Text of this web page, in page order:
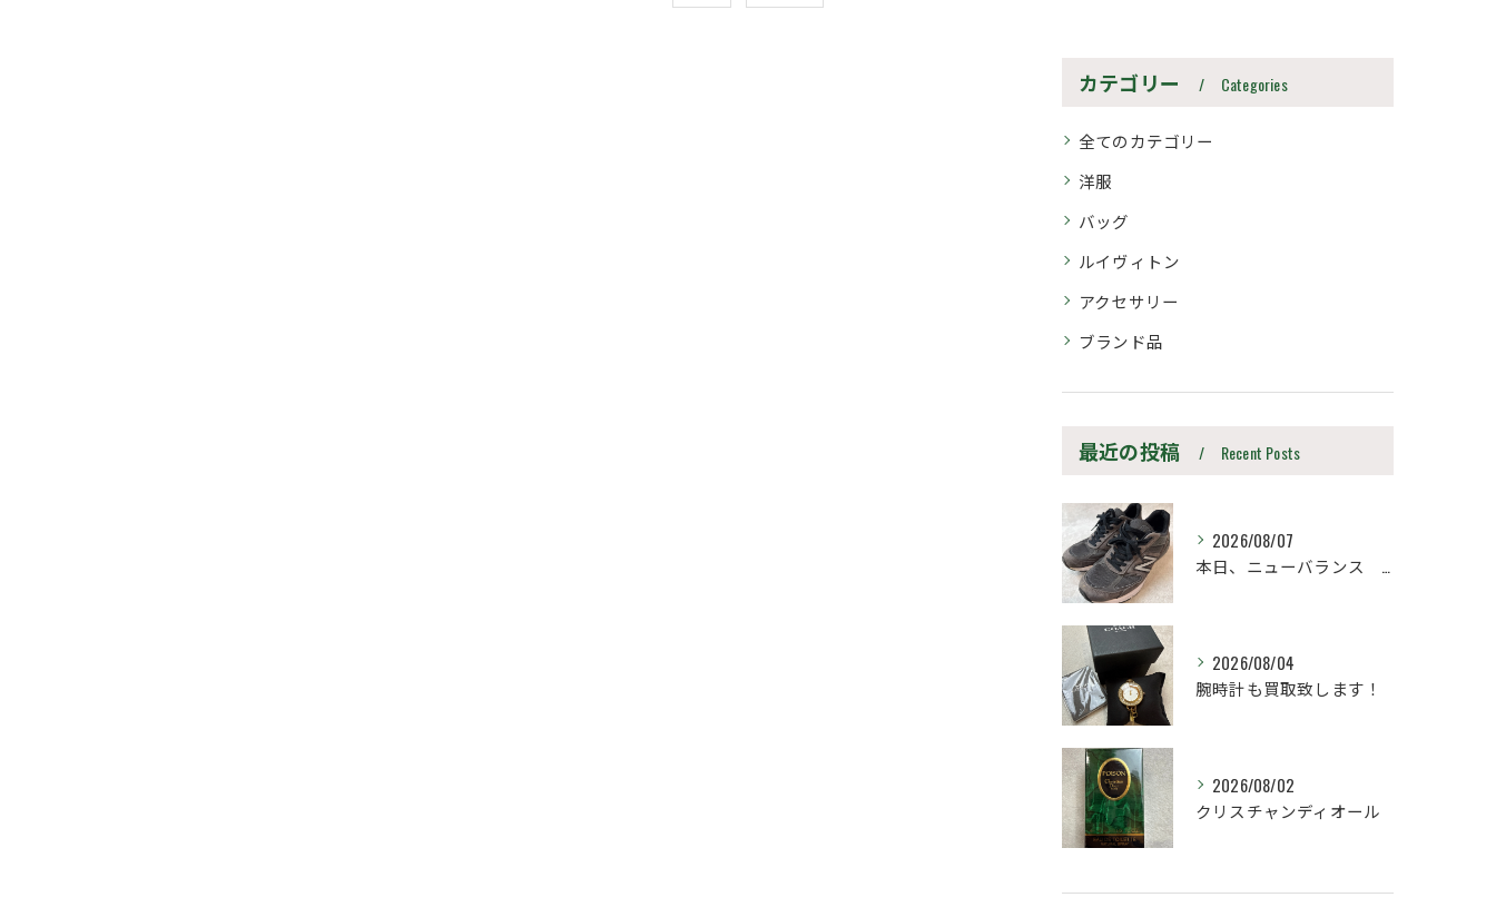
カテゴリー Categories
全てのカテゴリー
洋服
バッグ
ルイヴィトン
アクセサリー
ブランド品
最近の投稿 Recent Posts
2026/08/07
本日、ニューバランス M990UA5 27.5cm
2026/08/04
腕時計も買取致します！
2026/08/02
クリスチャンディオール